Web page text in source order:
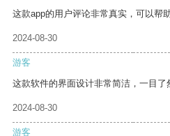
这款app的用户评论非常真实，可以帮
2024-08-30
游客
这款软件的界面设计非常简洁，一目了
2024-08-30
游客